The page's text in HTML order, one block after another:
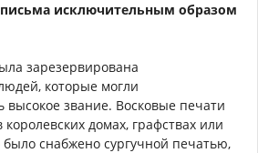
исключительным образом
зарезервирована
которые могли
высокое звание. Восковые печати
домах, графствах или
снабжено сургучной печатью,